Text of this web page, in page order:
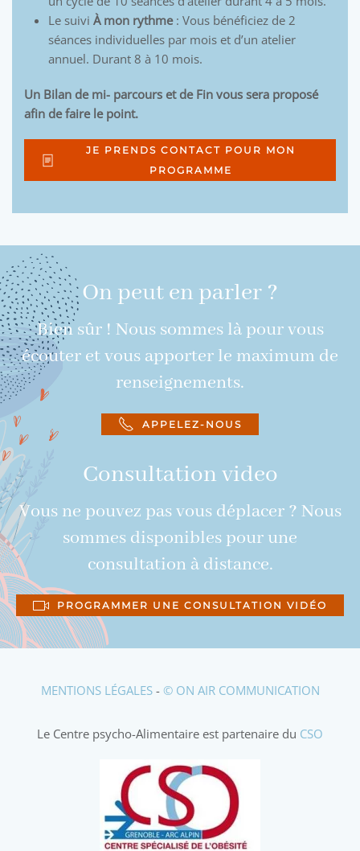
Le suivi À mon rythme: Vous bénéficiez de 2
séances individuelles par mois et d’un atelier
annuel. Durant 8 à 10 mois.
Un Bilan de mi- parcours et de Fin vous sera proposé
afin de faire le point.
JE PRENDS CONTACT POUR MON
PROGRAMME
On peut en parler ?
Bien sûr ! Nous sommes là pour vous
écouter et vous apporter le maximum de
renseignements.
APPELEZ-NOUS
Consultation video
Vous ne pouvez pas vous déplacer ? Nous
sommes disponibles pour une
consultation à distance.
PROGRAMMER UNE CONSULTATION VIDÉO
MENTIONS LÉGALES- © ON AIR COMMUNICATION
Le Centre psycho-Alimentaire est partenaire du CSO